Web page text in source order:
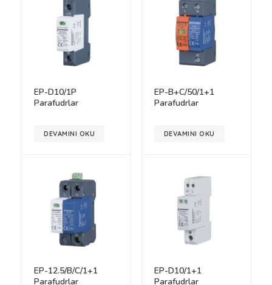
EP-D10/1P
Parafudrlar
DEVAMINI OKU
EP-B+C/50/1+1
Parafudrlar
DEVAMINI OKU
EP-12.5/B/C/1+1
Parafudrlar
EP-D10/1+1
Parafudrlar